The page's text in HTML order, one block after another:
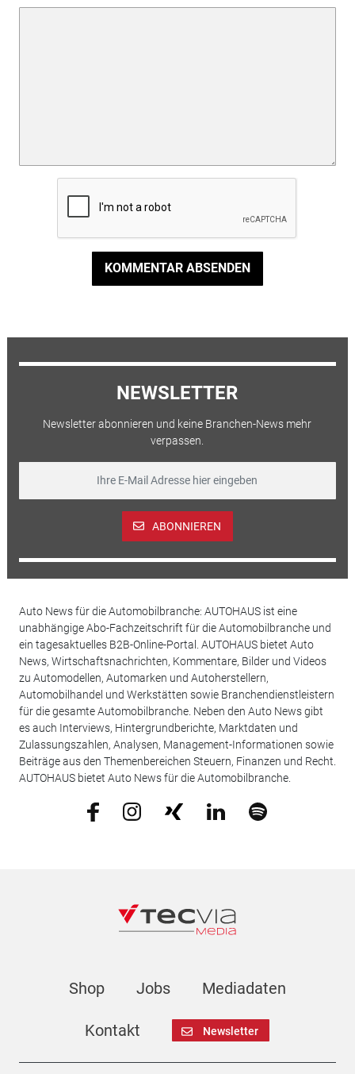
KOMMENTAR ABSENDEN
NEWSLETTER
Newsletter abonnieren und keine Branchen-News mehr
verpassen.
ABONNIEREN
Auto News für die Automobilbranche: AUTOHAUS ist eine
unabhängige Abo-Fachzeitschrift für die Automobilbranche und
ein tagesaktuelles B2B-Online-Portal. AUTOHAUS bietet Auto
News, Wirtschaftsnachrichten, Kommentare, Bilder und Videos
zu Automodellen, Automarken und Autoherstellern,
Automobilhandel und Werkstätten sowie Branchendienstleistern
für die gesamte Automobilbranche. Neben den Auto News gibt
es auch Interviews, Hintergrundberichte, Marktdaten und
Zulassungszahlen, Analysen, Management-Informationen sowie
Beiträge aus den Themenbereichen Steuern, Finanzen und Recht.
AUTOHAUS bietet Auto News für die Automobilbranche.
Shop Jobs Mediadaten
Kontakt Newsletter